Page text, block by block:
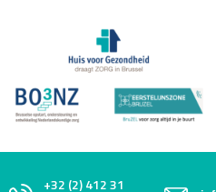
+32 (2) 412 31